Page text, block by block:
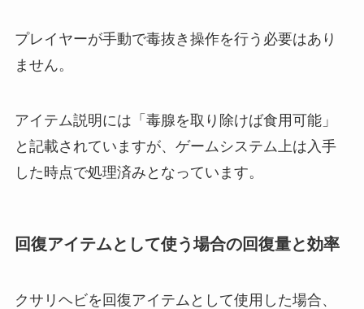
プレイヤーが手動で毒抜き操作を行う必要はあり
ません。
アイテム説明には「毒腺を取り除けば食用可能」
と記載されていますが、ゲームシステム上は入手
した時点で処理済みとなっています。
回復アイテムとして使う場合の回復量と効率
クサリヘビを回復アイテムとして使用した場合、